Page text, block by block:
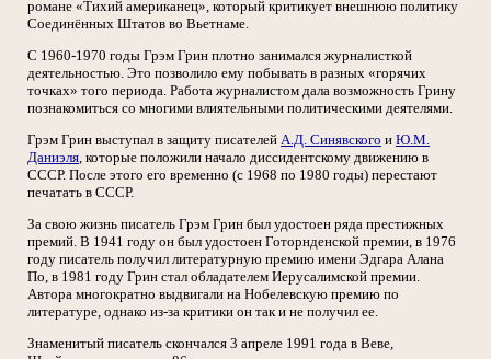
романе «Тихий американец», который критикует внешнюю политику
Соединённых Штатов во Вьетнаме.
С 1960-1970 годы Грэм Грин плотно занимался журналисткой
деятельностью. Это позволило ему побывать в разных «горячих
точках» того периода. Работа журналистом дала возможность Грину
познакомиться со многими влиятельными политическими деятелями.
Грэм Грин выступал в защиту писателей А.Д. Синявского и Ю.М.
Даниэля, которые положили начало диссидентскому движению в
СССР. После этого его временно (с 1968 по 1980 годы) перестают
печатать в СССР.
За свою жизнь писатель Грэм Грин был удостоен ряда престижных
премий. В 1941 году он был удостоен Готорнденской премии, в 1976
году писатель получил литературную премию имени Эдгара Алана
По, в 1981 году Грин стал обладателем Иерусалимской премии.
Автора многократно выдвигали на Нобелевскую премию по
литературе, однако из-за критики он так и не получил ее.
Знаменитый писатель скончался 3 апреле 1991 года в Веве,